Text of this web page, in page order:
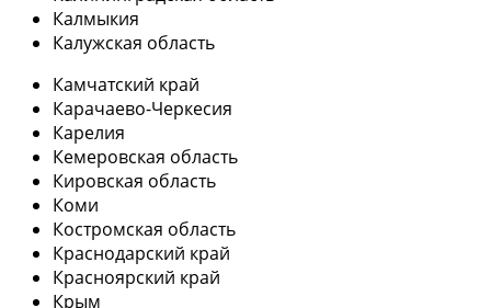
Калмыкия
Калужская область
Камчатский край
Карачаево-Черкесия
Карелия
Кемеровская область
Кировская область
Коми
Костромская область
Краснодарский край
Красноярский край
Крым